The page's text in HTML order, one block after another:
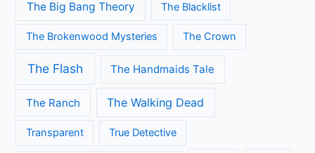
The Big Bang Theory The Blacklist
The Brokenwood Mysteries The Crown
The Flash The Handmaids Tale
The Ranch The Walking Dead
Transparent True Detective